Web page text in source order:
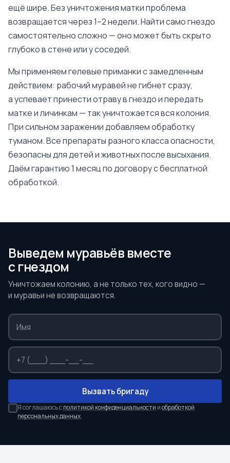
ещё шире. Без уничтожения матки проблема
возвращается через 1–2 недели. Найти само гнездо
самостоятельно сложно — оно может быть скрыто
глубоко в стене или у соседей.
Мы применяем гелевые приманки с замедленным
действием: рабочий муравей не гибнет сразу,
а успевает принести отраву в гнездо и передать
матке и личинкам — так уничтожается вся колония.
При сильном заражении добавляем обработку
туманом. Все препараты разного класса опасности,
безопасны для детей и животных после высыхания.
Даём гарантию 1 месяц по договору с бесплатной
обработкой.
Выведем муравьёв вместе
с гнездом
Уничтожаем колонию, а не только тех, кого видно —
и муравьи не возвращаются.
Вызвать бригаду
Я соглашаюсь сполитикой конфиденциальности иобработкой
персональных данных.